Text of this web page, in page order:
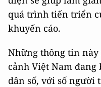
quá trình tiến triển
khuyến cáo.
Những thông tin
cảnh Việt Nam
dân số, với số người